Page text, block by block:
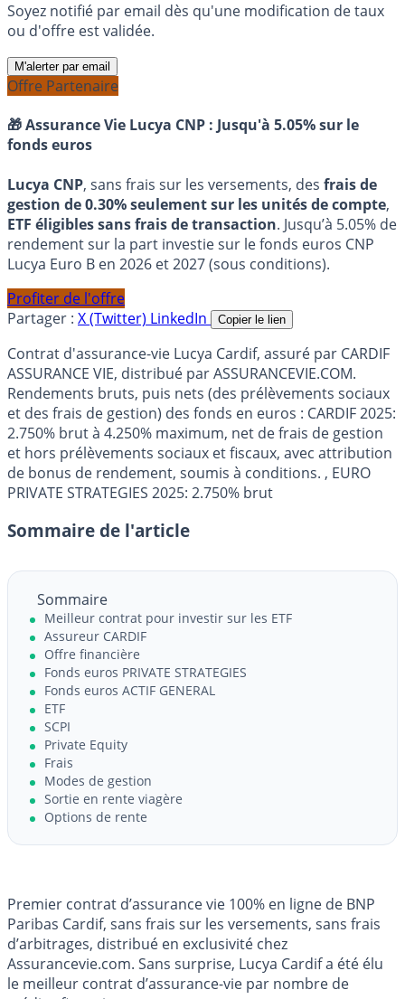
Soyez notifié par email dès qu'une modification de taux
ou d'offre est validée.
M'alerter par email
Offre Partenaire
🎁 Assurance Vie Lucya CNP : Jusqu'à 5.05% sur le
fonds euros
Lucya CNP, sans frais sur les versements, des frais de
gestion de 0.30% seulement sur les unités de compte,
ETF éligibles sans frais de transaction. Jusqu’à 5.05% de
rendement sur la part investie sur le fonds euros CNP
Lucya Euro B en 2026 et 2027 (sous conditions).
Profiter de l'offre
Partager : X (Twitter) LinkedIn Copier le lien
Contrat d'assurance-vie Lucya Cardif, assuré par CARDIF
ASSURANCE VIE, distribué par ASSURANCEVIE.COM.
Rendements bruts, puis nets (des prélèvements sociaux
et des frais de gestion) des fonds en euros : CARDIF 2025:
2.750% brut à 4.250% maximum, net de frais de gestion
et hors prélèvements sociaux et fiscaux, avec attribution
de bonus de rendement, soumis à conditions. , EURO
PRIVATE STRATEGIES 2025: 2.750% brut
Sommaire de l'article
Sommaire
Meilleur contrat pour investir sur les ETF
Assureur CARDIF
Offre financière
Fonds euros PRIVATE STRATEGIES
Fonds euros ACTIF GENERAL
ETF
SCPI
Private Equity
Frais
Modes de gestion
Sortie en rente viagère
Options de rente
Premier contrat d’assurance vie 100% en ligne de BNP
Paribas Cardif, sans frais sur les versements, sans frais
d’arbitrages, distribué en exclusivité chez
Assurancevie.com. Sans surprise, Lucya Cardif a été élu
le meilleur contrat d’assurance-vie par nombre de